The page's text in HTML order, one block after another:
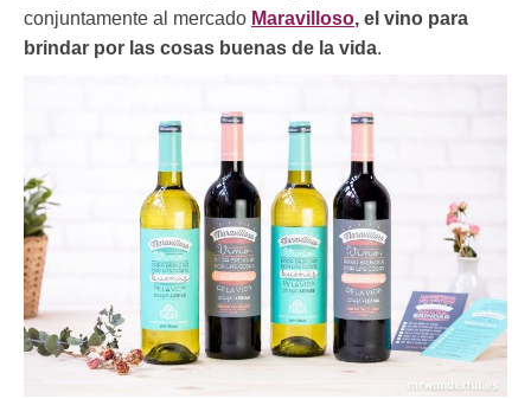
conjuntamente al mercado Maravilloso, el vino para
brindar por las cosas buenas de la vida.